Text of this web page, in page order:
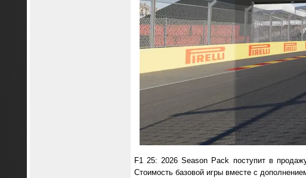
F1 25: 2026 Season Pack поступит в
Стоимость базовой игры вместе с